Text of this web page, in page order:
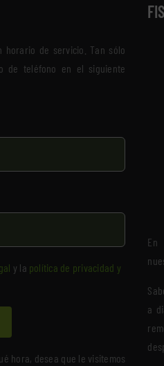
horario de servicio. Tan sólo
de teléfono en el siguiente
y la política de privacidad y
hora, desea que le visitemos
En
a